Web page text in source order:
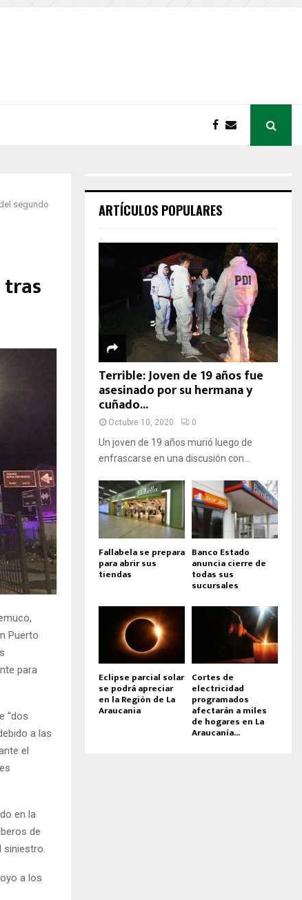
segundo
Puerto
para
“dos
a las
el
en la
de
siniestro.
a los
ARTÍCULOS POPULARES
Terrible: Joven de 19 años fue
asesinado por su hermana y
cuñado...
Octubre 10, 2020 0
Un joven de 19 años murió luego de
enfrascarse en una discusión con...
Fallabela se prepara
para abrir sus
tiendas
Banco Estado
anuncia cierre de
todas sus
sucursales
Eclipse parcial solar
se podrá apreciar
en la Región de La
Araucania
Cortes de
electricidad
programados
afectarán a miles
de hogares en La
Araucanía...